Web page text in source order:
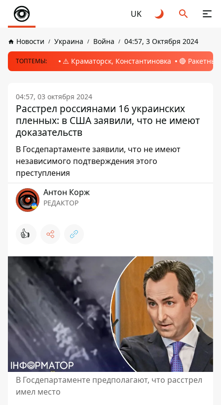
UK
Новости Украина Война 04:57, 3 Октября 2024
ТОПТЕМЫ: ⚠️ Краматорск, Константиновка 🔴
04:57, 03 октября 2024
Расстрел россиянами 16 украинских
пленных: в США заявили, что не имеют
доказательств
В Госдепартаменте заявили, что не имеют
независимого подтверждения этого
преступления
Антон Корж
РЕДАКТОР
👍
В Госдепартаменте предполагают, что расстрел
имел место